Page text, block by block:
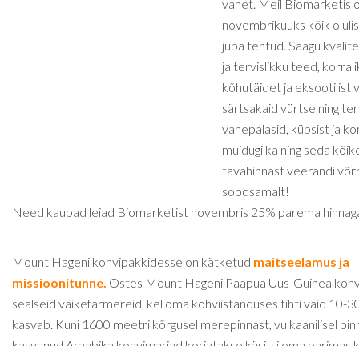
vahet. Meil Biomarketis
novembrikuuks kõik
juba tehtud. Saagu
ja tervislikku teed,
kõhutäidet ja eksootilist
särtsakaid vürtse ning
vahepalasid, küpsist ja
muidugi ka ning seda
tavahinnast veerandi
soodsamalt!
Need kaubad leiad Biomarketist novembris 25% parema
Mount Hageni kohvipakkidesse on kätketud maitseelamus ja
missioonitunne. Ostes Mount Hageni Paapua Uus-Guinea
sealseid väikefarmereid, kel oma kohviistanduses tihti vaid 10-
kasvab. Kuni 1600 meetri kõrgusel merepinnast, vulkaanilisel